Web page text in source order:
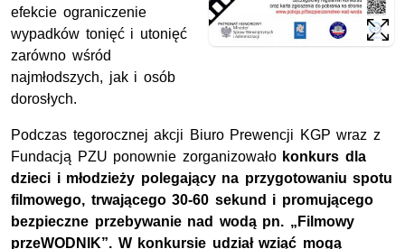
efekcie ograniczenie
wypadków tonięć i utonięć
zarówno wśród
najmłodszych, jak i osób
dorosłych.
Podczas tegorocznej akcji Biuro Prewencji KGP wraz z
Fundacją PZU ponownie zorganizowało konkurs dla
dzieci i młodzieży polegający na przygotowaniu spotu
filmowego, trwającego 30-60 sekund i promującego
bezpieczne przebywanie nad wodą pn. „Filmowy
przeWODNIK”. W konkursie udział wziąć mogą